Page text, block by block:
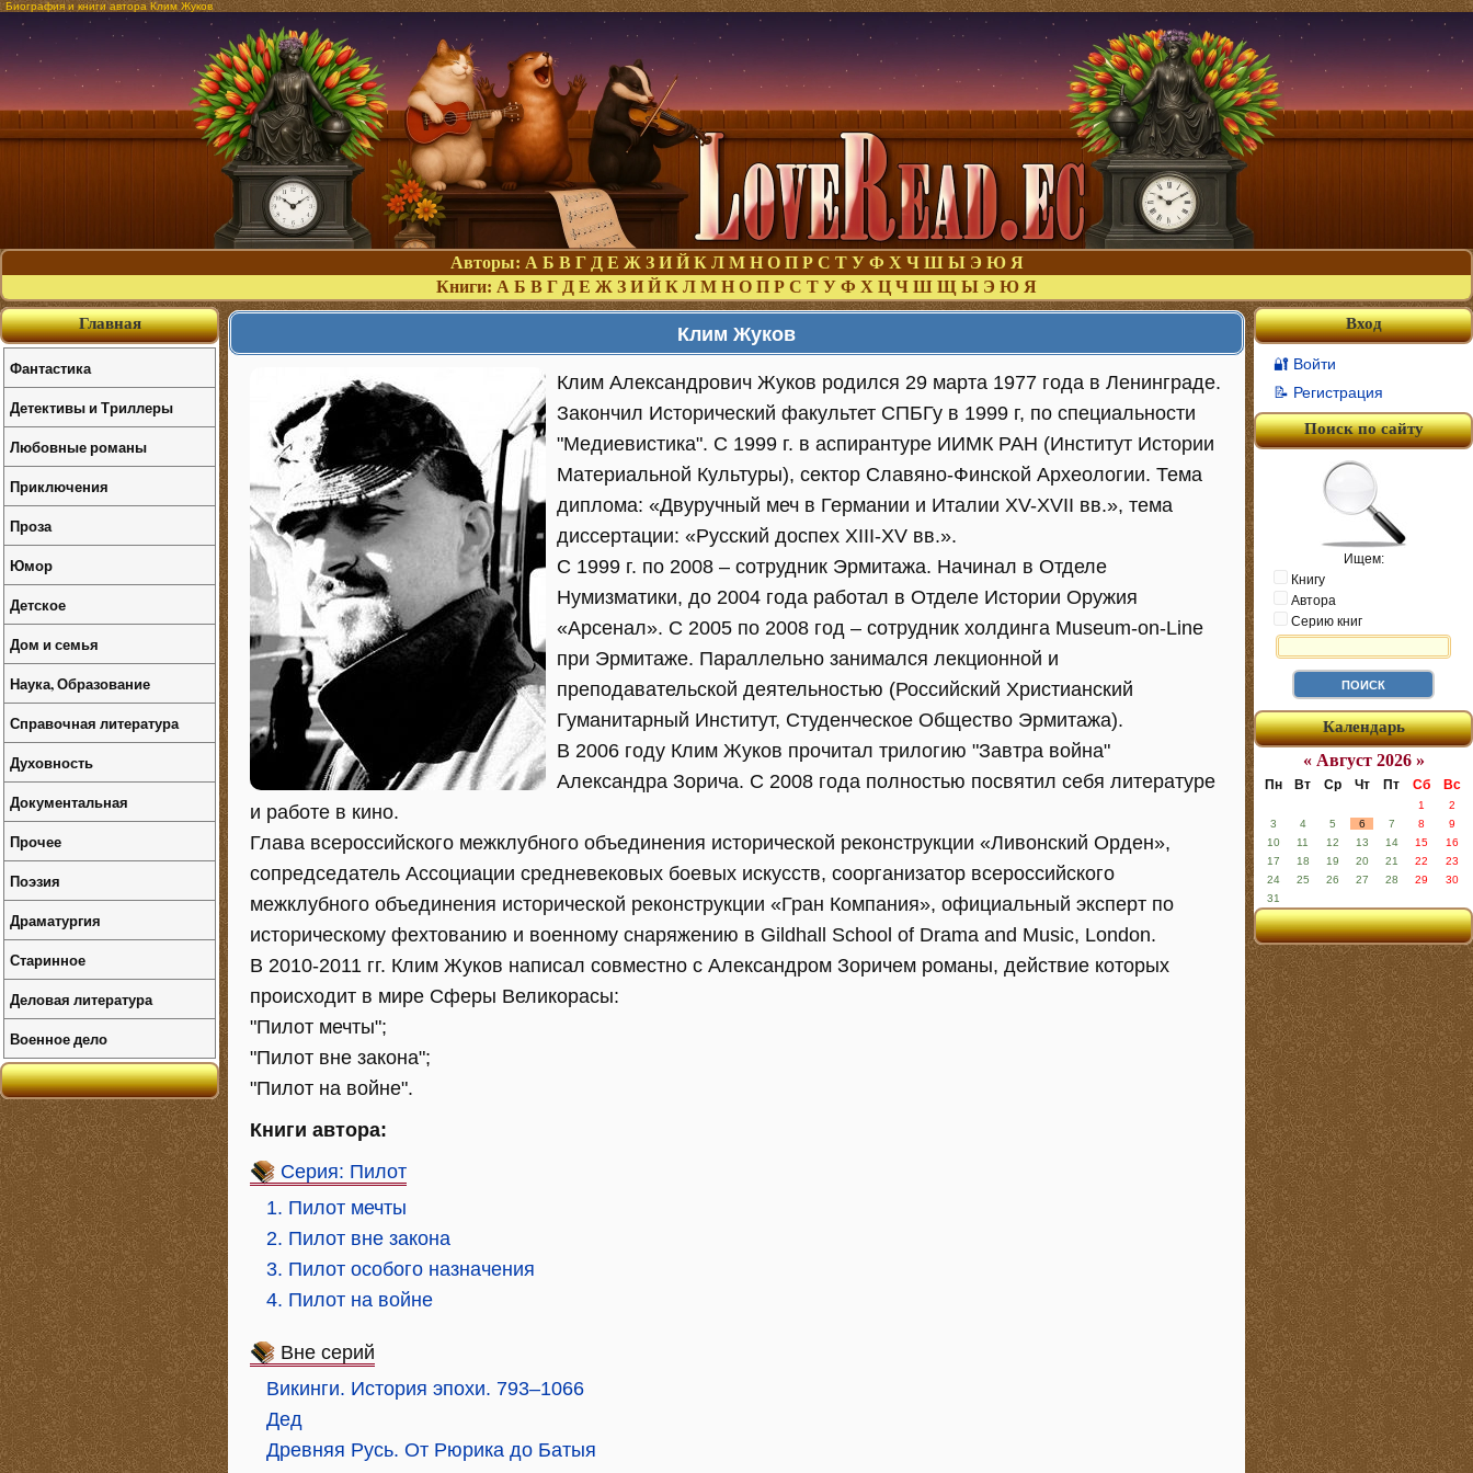
Биография и книги автора Клим Жуков
Авторы: А Б В Г Д Е Ж З И Й К Л М Н О П Р С Т У Ф Х Ч Ш Ы Э Ю Я
Книги: А Б В Г Д Е Ж З И Й К Л М Н О П Р С Т У Ф Х Ц Ч Ш Щ Ы Э Ю Я
Клим Жуков
Клим Александрович Жуков родился 29 марта 1977 года в Ленинграде.
Закончил Исторический факультет СПБГу в 1999 г, по специальности
"Медиевистика". С 1999 г. в аспирантуре ИИМК РАН (Институт Истории
Материальной Культуры), сектор Славяно-Финской Археологии. Тема
диплома: «Двуручный меч в Германии и Италии XV-XVII вв.», тема
диссертации: «Русский доспех XIII-XV вв.».
С 1999 г. по 2008 – сотрудник Эрмитажа. Начинал в Отделе
Нумизматики, до 2004 года работал в Отделе Истории Оружия
«Арсенал». С 2005 по 2008 год – сотрудник холдинга Museum-on-Line
при Эрмитаже. Параллельно занимался лекционной и
преподавательской деятельностью (Российский Христианский
Гуманитарный Институт, Студенческое Общество Эрмитажа).
В 2006 году Клим Жуков прочитал трилогию "Завтра война"
Александра Зорича. С 2008 года полностью посвятил себя литературе
и работе в кино.
Глава всероссийского межклубного объединения исторической реконструкции «Ливонский Орден»,
сопредседатель Ассоциации средневековых боевых искусств, соорганизатор всероссийского
межклубного объединения исторической реконструкции «Гран Компания», официальный эксперт по
историческому фехтованию и военному снаряжению в Gildhall School of Drama and Music, London.
В 2010-2011 гг. Клим Жуков написал совместно с Александром Зоричем романы, действие которых
происходит в мире Сферы Великорасы:
"Пилот мечты";
"Пилот вне закона";
"Пилот на войне".
Книги автора:
Серия: Пилот
1. Пилот мечты
2. Пилот вне закона
3. Пилот особого назначения
4. Пилот на войне
Вне серий
Викинги. История эпохи. 793–1066
Дед
Древняя Русь. От Рюрика до Батыя
Вход
🔐 Войти
📝 Регистрация
Поиск по сайту
Ищем:
Книгу
Автора
Серию книг
Календарь
« Август 2026 »
Пн Вт Ср Чт Пт Сб Вс
1
2
3
4 5 6 7 8
9
10
11 12 13 14 15
16
17
18 19 20 21 22
23
24
25 26 27 28 29
30
31
Главная
Фантастика
Детективы и Триллеры
Любовные романы
Приключения
Проза
Юмор
Детское
Дом и семья
Наука, Образование
Справочная литература
Духовность
Документальная
Прочее
Поэзия
Драматургия
Старинное
Деловая литература
Военное дело